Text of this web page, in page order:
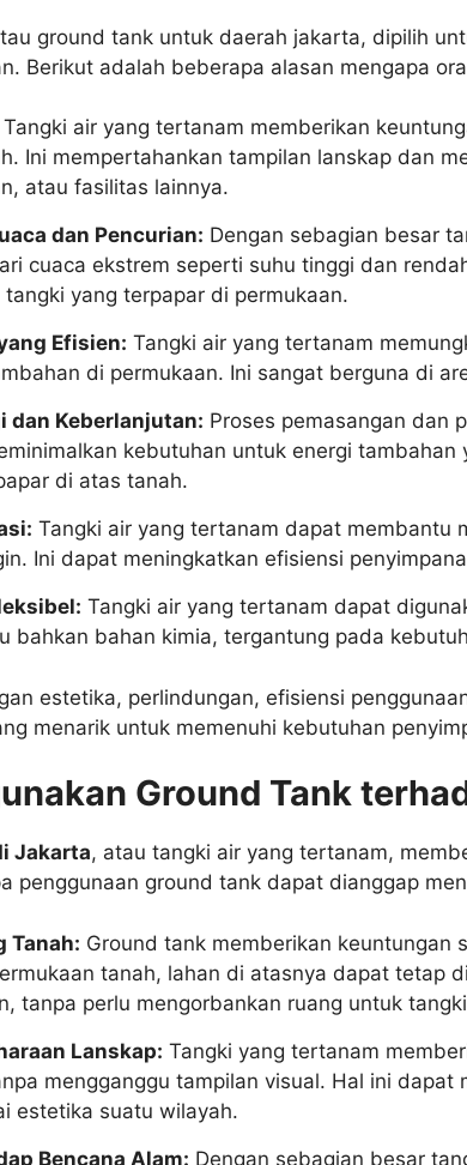
ground tank untuk daerah jakarta, dipilih
Berikut adalah beberapa alasan mengapa
Tangki air yang tertanam memberikan
Ini mempertahankan tampilan lanskap dan
atau fasilitas lainnya.
dan Pencurian: Dengan sebagian besar
cuaca ekstrem seperti suhu tinggi dan
yang terpapar di permukaan.
Efisien: Tangki air yang tertanam
di permukaan. Ini sangat berguna di
dan Keberlanjutan: Proses pemasangan dan
kebutuhan untuk energi
di atas tanah.
Tangki air yang tertanam dapat membantu
Ini dapat meningkatkan efisiensi
Tangki air yang tertanam dapat
bahkan bahan kimia, tergantung pada
estetika, perlindungan, efisiensi
menarik untuk memenuhi kebutuhan
Ground Tank
Jakarta, atau tangki air yang tertanam,
penggunaan ground tank dapat dianggap
Tanah: Ground tank memberikan keuntungan
tanah, lahan di atasnya dapat tetap
tanpa perlu mengorbankan ruang untuk
Lanskap: Tangki yang tertanam
mengganggu tampilan visual. Hal ini
estetika suatu wilayah.
Bencana Alam: Dengan sebagian besar